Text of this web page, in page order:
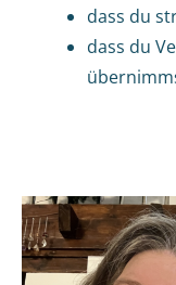
dass du
dass du